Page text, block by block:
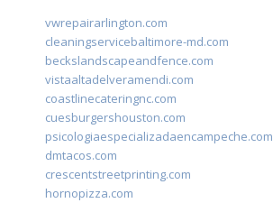
vwrepairarlington.com
cleaningservicebaltimore-md.com
beckslandscapeandfence.com
vistaaltadelveramendi.com
coastlinecateringnc.com
cuesburgershouston.com
psicologiaespecializadaencampeche.com
dmtacos.com
crescentstreetprinting.com
hornopizza.com